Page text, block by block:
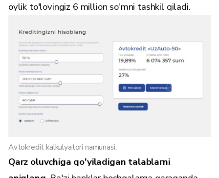
oylik to'lovingiz 6 million so'mni tashkil qiladi.
Avtokredit kalkulyatori namunasi.
Qarz oluvchiga qo'yiladigan talablarni